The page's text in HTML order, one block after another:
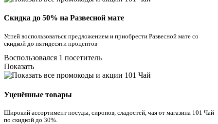
Скидка до 50% на Развесной мате
Успей воспользоваться предложением и приобрести Развесной мате со
скидкой до пятидесяти процентов
Воспользовался 1 посетитель
Показать
Уценённые товары
Широкий ассортимент посуды, сиропов, сладостей, чая от магазина 101 Чай
по скидкой до 30%.